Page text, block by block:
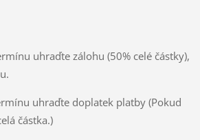
uhraďte zálohu (50% celé částky),
uhraďte doplatek platby (Pokud
částka.)